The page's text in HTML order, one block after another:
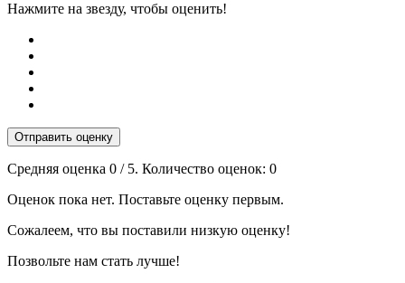
Нажмите на звезду, чтобы оценить!
Отправить оценку
Средняя оценка 0 / 5. Количество оценок: 0
Оценок пока нет. Поставьте оценку первым.
Сожалеем, что вы поставили низкую оценку!
Позвольте нам стать лучше!